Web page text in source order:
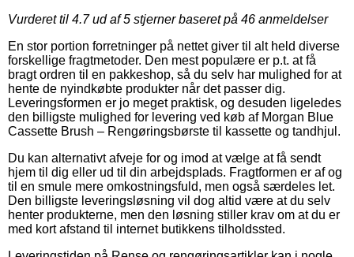
Vurderet til 4.7ud af 5 stjerner baseret på 46 anmeldelser
En stor portion forretninger på nettet giver til alt held diverse
forskellige fragtmetoder. Den mest populære er p.t. at få
bragt ordren til en pakkeshop, så du selv har mulighed for at
hente de nyindkøbte produkter når det passer dig.
Leveringsformen er jo meget praktisk, og desuden ligeledes
den billigste mulighed for levering ved køb af Morgan Blue
Cassette Brush – Rengøringsbørste til kassette og tandhjul.
Du kan alternativt afveje for og imod at vælge at få sendt
hjem til dig eller ud til din arbejdsplads. Fragtformen er af og
til en smule mere omkostningsfuld, men også særdeles let.
Den billigste leveringsløsning vil dog altid være at du selv
henter produkterne, men den løsning stiller krav om at du er
med kort afstand til internet butikkens tilholdssted.